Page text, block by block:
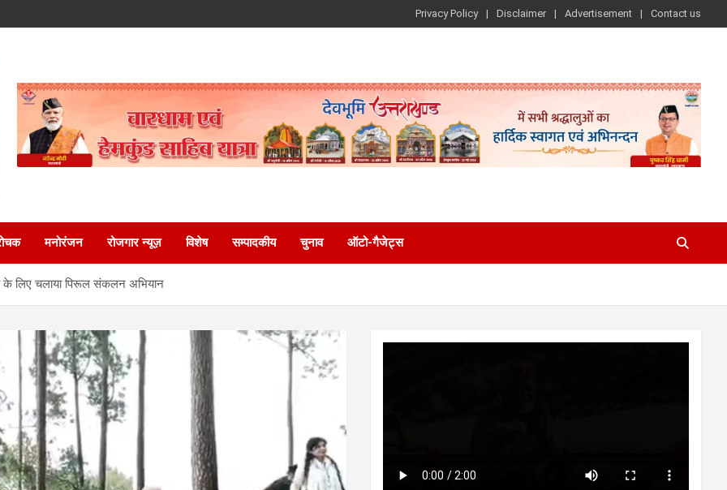
Privacy Policy Disclaimer Advertisement Contact us
मनोरंजन रोजगार न्यूज़ विशेष सम्पादकीय चुनाव ऑटो-गैजेट्स
के लिए चलाया पिरूल संकलन अभियान